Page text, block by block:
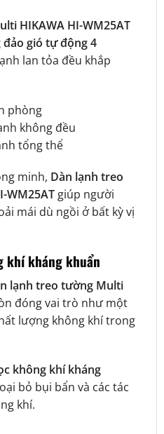
HIKAWA HI-WM25AT
đảo gió tự động 4
lan tỏa đều khắp
phòng
không đều
tổng thể
minh, Dàn lạnh treo
WM25ATgiúp người
mái dù ngồi ở bất kỳ vị
khí kháng khuẩn
lạnh treo tường Multi
đóng vai trò như một
lượng không khí trong
không khí kháng
bỏ bụi bẩn và các tác
khí.